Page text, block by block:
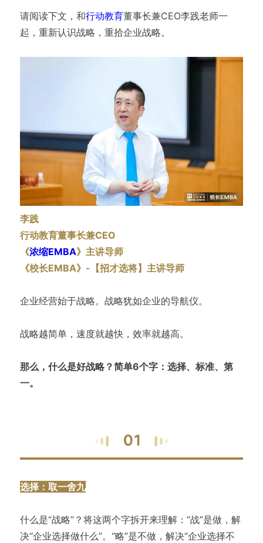
请阅读下文，和行动教育董事长兼CEO李践老师一
起，重新认识战略，重拾企业战略。
李践
行动教育董事长兼CEO
《浓缩EMBA》主讲导师
《校长EMBA》-【招才选将】主讲导师
企业经营始于战略。战略犹如企业的导航仪。
战略越简单，速度就越快，效率就越高。
那么，什么是好战略？简单6个字：选择、标准、第
一。
选择：取一舍九
什么是“战略”？将这两个字拆开来理解：“战”是做，解
决“企业选择做什么”。“略”是不做，解决“企业选择不